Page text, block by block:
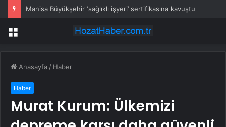
Manisa Büyükşehir ‘sağlıklı işyeri’ sertifikasına kavuştu
Menü
Anasayfa / Haber
Haber
Murat Kurum: Ülkemizi